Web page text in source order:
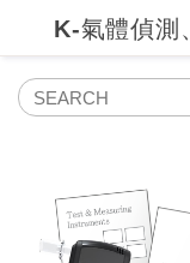
K-氣體偵測